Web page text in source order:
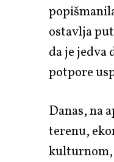
ostavlja
da je jedva
potpore
Danas, na
terenu,
kulturnom,